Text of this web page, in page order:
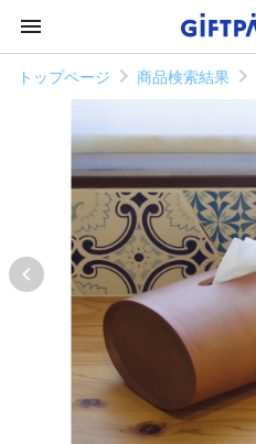
トップページ 商品検索結果